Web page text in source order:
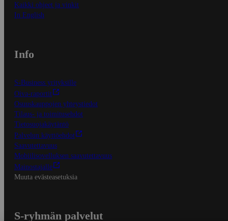
Kaikki ohjeet ja vinkit
In English
Info
S-Business yrityksille
Oiva-raportit
Osuuskauppojen yhteystiedot
Tilaus- ja toimitusehdot
Tietosuojakäytäntö
Palvelun käyttöehdot
Saavutettavuus
Mobiilisovelluksen saavutettavuus
Mainostajalle
Muuta evästeasetuksia
S-ryhmän palvelut